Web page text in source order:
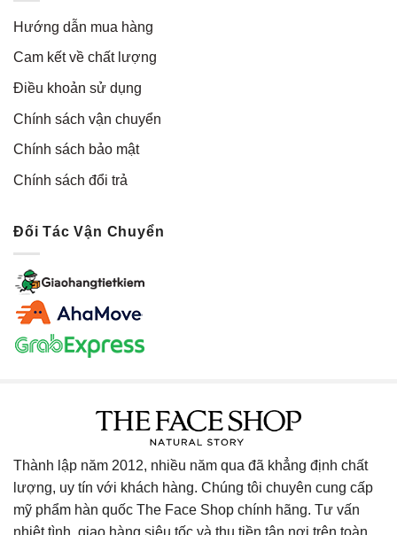
Hướng dẫn mua hàng
Cam kết về chất lượng
Điều khoản sử dụng
Chính sách vận chuyển
Chính sách bảo mật
Chính sách đổi trả
Đối Tác Vận Chuyển
Thành lập năm 2012, nhiều năm qua đã khẳng định chất
lượng, uy tín với khách hàng. Chúng tôi chuyên cung cấp
mỹ phẩm hàn quốc The Face Shop chính hãng. Tư vấn
nhiệt tình, giao hàng siêu tốc và thu tiền tận nơi trên toàn